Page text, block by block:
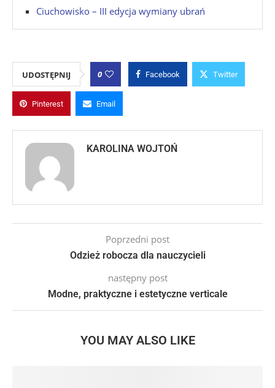
Ciuchowisko – III edycja wymiany ubrań
UDOSTĘPNIJ 0 Facebook Twitter
Pinterest Email
KAROLINA WOJTOŃ
Poprzedni post
Odzież robocza dla nauczycieli
następny post
Modne, praktyczne i estetyczne verticale
YOU MAY ALSO LIKE